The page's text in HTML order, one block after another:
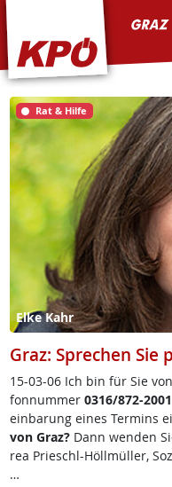
Rat & Hilfe
Elke Kahr
Graz: Sprechen Sie
15-03-06 Ich bin für Sie
fon­num­mer 0316/872-2001
ein­ba­rung ei­nes Ter­mins
von Graz?Dann wen­den
rea Prie­schl-Höll­mül­ler,
…